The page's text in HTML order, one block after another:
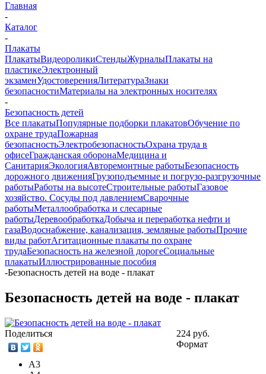
Главная
-
Каталог
-
Плакаты
ПлакатыВидеороликиСтендыЖурналыПлакаты на
пластикеЭлектронный
экзаменУдостоверенияЛитератураЗнаки
безопасностиМатериалы на электронных носителях
-
Безопасность детей
Все плакатыПопулярные подборки плакатовОбучение по
охране трудаПожарная
безопасностьЭлектробезопасностьОхрана труда в
офисеГражданская оборонаМедицина и
СанитарияЭкологияАвторемонтные работыБезопасность
дорожного движенияГрузоподъемные и погрузо-разгрузочные
работыРаботы на высотеСтроительные работыГазовое
хозяйство. Сосуды под давлениемСварочные
работыМеталлообработка и слесарные
работыДеревообработкаДобыча и переработка нефти и
газаВодоснабжение, канализация, земляные работыПрочие
виды работАгитационные плакаты по охране
трудаБезопасность на железной дорогеСоциальные
плакатыИллюстрированные пособия
-Безопасность детей на воде - плакат
Безопасность детей на воде - плакат
Поделиться
224 руб.
Формат
А3